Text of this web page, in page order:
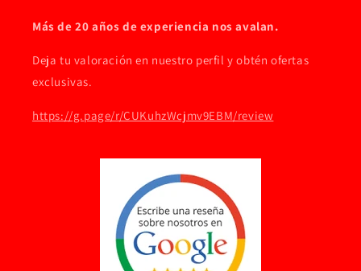
Más de 20 años de experiencia nos avalan.
Deja tu valoración en nuestro perfil y obtén ofertas
exclusivas.
https://g.page/r/CUKuhzWcjmv9EBM/review